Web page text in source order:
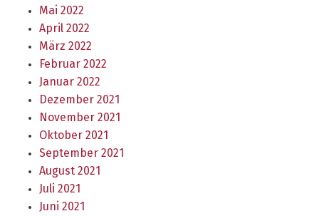
Mai 2022
April 2022
März 2022
Februar 2022
Januar 2022
Dezember 2021
November 2021
Oktober 2021
September 2021
August 2021
Juli 2021
Juni 2021